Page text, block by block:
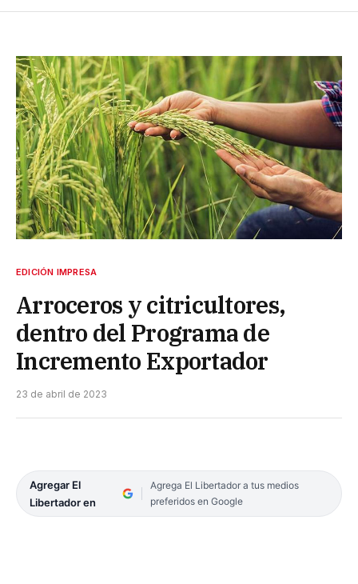
EDICIÓN IMPRESA
Arroceros y citricultores,
dentro del Programa de
Incremento Exportador
23 de abril de 2023
Agregar El
Libertador en
Agrega El Libertador a tus medios
preferidos en Google